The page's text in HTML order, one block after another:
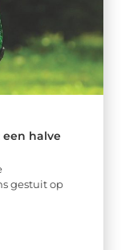
een halve
gestuit op